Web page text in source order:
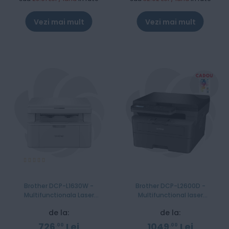
Vezi mai mult Vezi mai mult
Brother DCP-L1630W -
Multifunctionala Laser
de la:
00
Brother DCP-L2600D -
Multifunctional laser
de la:
00